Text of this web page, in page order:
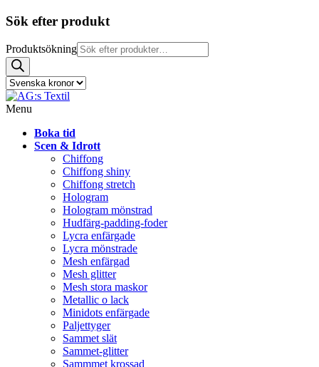
Sök efter produkt
Produktsökning
Menu
Boka tid
Scen & Idrott
Chiffong
Chiffong shiny
Chiffong stretch
Hologram
Hologram mönstrad
Hudfärg-padding-foder
Lycra enfärgade
Lycra mönstrade
Mesh enfärgad
Mesh glitter
Mesh stora maskor
Metallic o lack
Minidots enfärgade
Paljettyger
Sammet slät
Sammet-glitter
Sammmet krossad